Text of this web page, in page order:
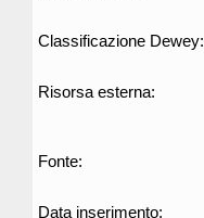
Classificazione Dewey:
Risorsa esterna:
Fonte:
Data inserimento: